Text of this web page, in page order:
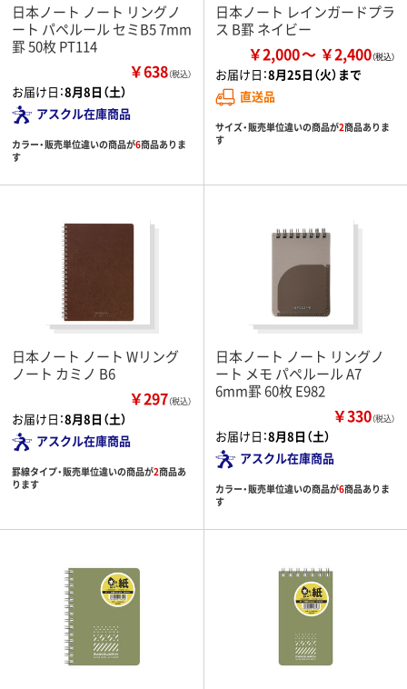
日本ノート ノート リングノ
ート パペルール セミB5 7mm
罫 50枚 PT114
￥638（税込）
お届け日：8月8日（土）
アスクル在庫商品
カラー・販売単位違いの商品が6商品ありま
す
日本ノート レインガードプラ
ス B罫 ネイビー
￥2,000 ￥2,400
お届け日：8月25日（火）まで
直送品
サイズ・販売単位違いの商品が2商品ありま
す
日本ノート ノート Wリング
ノート カミノ B6
￥297（税込）
お届け日：8月8日（土）
アスクル在庫商品
罫線タイプ・販売単位違いの商品が2商品あ
ります
日本ノート ノート リングノ
ート メモ パペルール A7
6mm罫 60枚 E982
￥330（税込）
お届け日：8月8日（土）
アスクル在庫商品
カラー・販売単位違いの商品が6商品ありま
す